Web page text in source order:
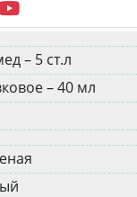
– 5 ст.л
– 40 мл